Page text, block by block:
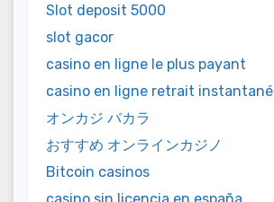
Slot deposit 5000
slot gacor
casino en ligne le plus payant
casino en ligne retrait instantané
オンカジ バカラ
おすすめ オンラインカジノ
Bitcoin casinos